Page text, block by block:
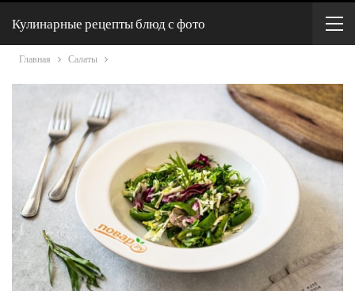
Кулинарные рецепты блюд с фото
Главная Салаты